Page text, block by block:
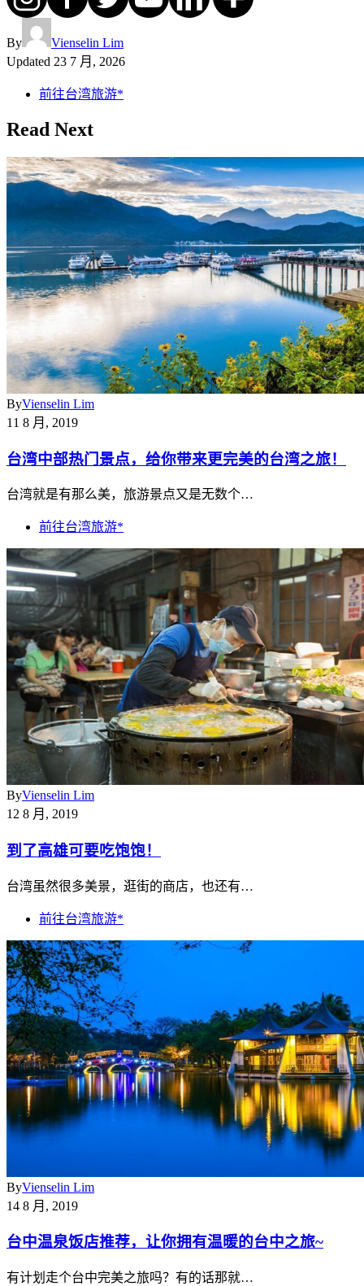
By
Vienselin Lim
Updated 23 7 月, 2026
前往台湾旅游*
Read Next
ByVienselin Lim
11 8 月, 2019
台湾中部热门景点，给你带来更完美的台湾之旅！
台湾就是有那么美，旅游景点又是无数个…
前往台湾旅游*
ByVienselin Lim
12 8 月, 2019
到了高雄可要吃饱饱！
台湾虽然很多美景，逛街的商店，也还有…
前往台湾旅游*
ByVienselin Lim
14 8 月, 2019
台中温泉饭店推荐，让你拥有温暖的台中之旅~
有计划走个台中完美之旅吗？有的话那就…